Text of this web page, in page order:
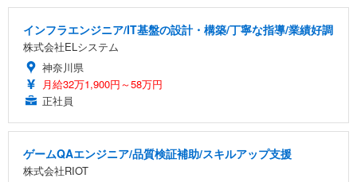
インフラエンジニア/IT基盤の設計・構築/丁寧な指導/業績好調
株式会社ELシステム
神奈川県
月給32万1,900円～58万円
正社員
ゲームQAエンジニア/品質検証補助/スキルアップ支援
株式会社RIOT